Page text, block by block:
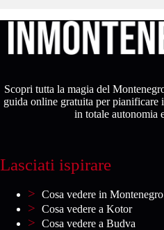
Scopri tutta la magia del
guida online gratuita per
in totale autonomia
Lasciati ispirare
Cosa vedere in Montenegro
Cosa vedere a Kotor
Cosa vedere a Budva